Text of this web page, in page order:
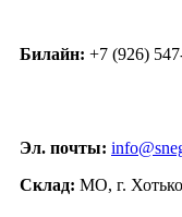
Билайн: +7 (926)
Эл. почты:
Склад: МО, г.